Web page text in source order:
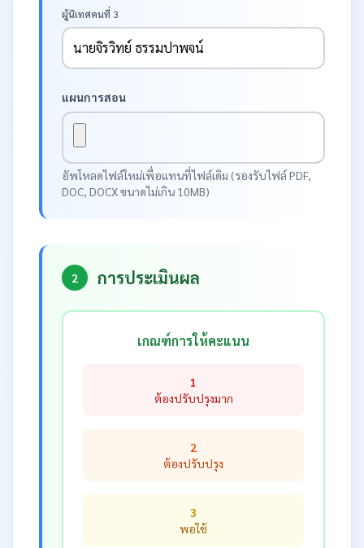
ผู้นิเทศคนที่ 3
แผนการสอน
อัพโหลดไฟล์ใหม่เพื่อแทนที่ไฟล์เดิม (รองรับไฟล์ PDF,
DOC, DOCX ขนาดไม่เกิน 10MB)
2 การประเมินผล
เกณฑ์การให้คะแนน
1
ต้องปรับปรุงมาก
2
ต้องปรับปรุง
3
พอใช้